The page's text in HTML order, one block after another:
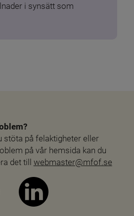
i synsätt som
stöta på felaktigheter eller
på vår hemsida kan du
det till webmaster@mfof.se